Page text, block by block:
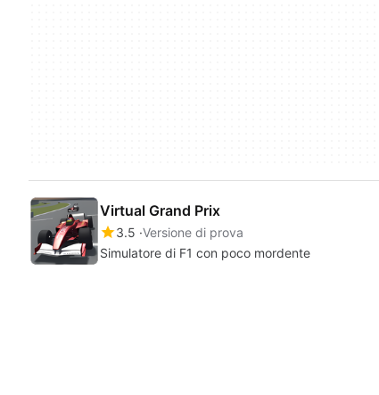
Virtual Grand Prix
3.5 Versione di prova
Simulatore di F1 con poco mordente